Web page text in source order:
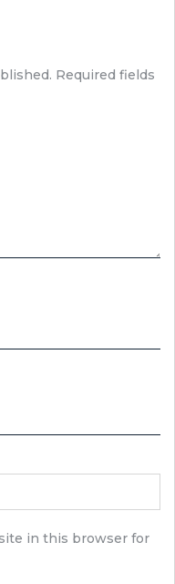
Required fields
in this browser for